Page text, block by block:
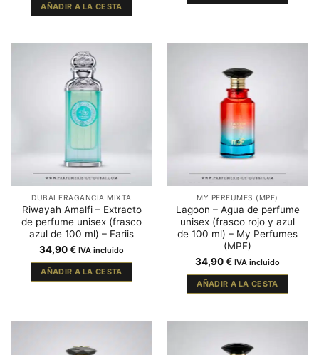
AÑADIR A LA CESTA
DUBAI FRAGANCIA MIXTA
Riwayah Amalfi – Extracto
de perfume unisex (frasco
azul de 100 ml) – Fariis
34,90€ IVA incluido
AÑADIR A LA CESTA
MY PERFUMES (MPF)
Lagoon – Agua de perfume
unisex (frasco rojo y azul
de 100 ml) – My Perfumes
(MPF)
34,90€ IVA incluido
AÑADIR A LA CESTA